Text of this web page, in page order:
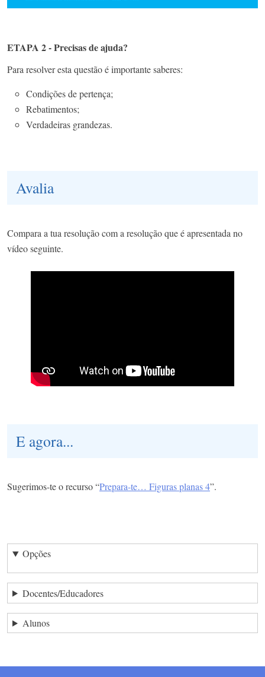
ETAPA 2 - Precisas de ajuda?
Para resolver esta questão é importante saberes:
Condições de pertença;
Rebatimentos;
Verdadeiras grandezas.
Avalia
Compara a tua resolução com a resolução que é apresentada no
vídeo seguinte.
E agora...
Sugerimos-te o recurso “Prepara-te… Figuras planas 4”.
Opções
Docentes/Educadores
Alunos